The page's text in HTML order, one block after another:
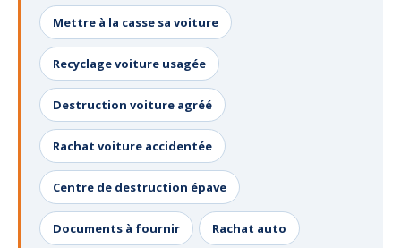
Mettre à la casse sa voiture
Recyclage voiture usagée
Destruction voiture agréé
Rachat voiture accidentée
Centre de destruction épave
Documents à fournir Rachat auto